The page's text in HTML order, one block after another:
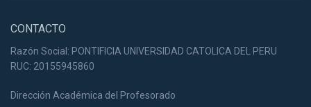
CONTACTO
Razón Social: PONTIFICIA UNIVERSIDAD CATOLICA DEL PERU
RUC: 20155945860
Dirección Académica del Profesorado